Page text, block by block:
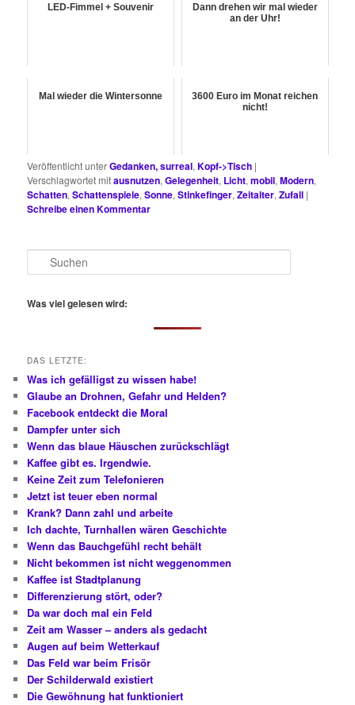
LED-Fimmel + Souvenir
Dann drehen wir mal wieder
an der Uhr!
Mal wieder die Wintersonne
3600 Euro im Monat reichen
nicht!
Veröffentlicht unterGedanken, surreal,Kopf->Tisch |
Verschlagwortet mitausnutzen,Gelegenheit, Licht,mobil,Modern,
Schatten,Schattenspiele,Sonne,Stinkefinger,Zeitalter,Zufall |
Schreibe einen Kommentar
u
h
Was viel gelesen wird:
DAS LETZTE:
Was ich gefälligst zu wissen habe!
Glaube an Drohnen, Gefahr und Helden?
Facebook entdeckt die Moral
Dampfer unter sich
Wenn das blaue Häuschen zurückschlägt
Kaffee gibt es. Irgendwie.
Keine Zeit zum Telefonieren
Jetzt ist teuer eben normal
Krank? Dann zahl und arbeite
Ich dachte, Turnhallen wären Geschichte
Wenn das Bauchgefühl recht behält
Nicht bekommen ist nicht weggenommen
Kaffee ist Stadtplanung
Differenzierung stört, oder?
Da war doch mal ein Feld
Zeit am Wasser – anders als gedacht
Augen auf beim Wetterkauf
Das Feld war beim Frisör
Der Schilderwald existiert
Die Gewöhnung hat funktioniert